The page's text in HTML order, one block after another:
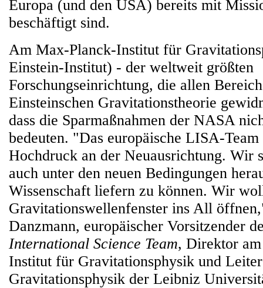
Europa (und den USA) bereits mit
beschäftigt sind.
Am Max-Planck-Institut für
Einstein-Institut) - der weltweit größten
Forschungseinrichtung, die allen
Einsteinschen Gravitationstheorie
dass die Sparmaßnahmen der NASA
bedeuten. "Das europäische LISA-
Hochdruck an der Neuausrichtung. Wir
auch unter den neuen Bedingungen
Wissenschaft liefern zu können. Wir
Gravitationswellenfenster ins All
Danzmann, europäischer Vorsitzender
International Science Team, Direktor
Institut für Gravitationsphysik und
Gravitationsphysik der Leibniz